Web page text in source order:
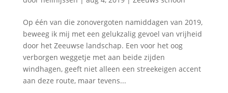
Op één van die zonovergoten namiddagen van 2019,
beweeg ik mij met een gelukzalig gevoel van vrijheid
door het Zeeuwse landschap. Een voor het oog
verborgen weggetje met aan beide zijden
windhagen, geeft niet alleen een streekeigen accent
aan deze route, maar tevens...